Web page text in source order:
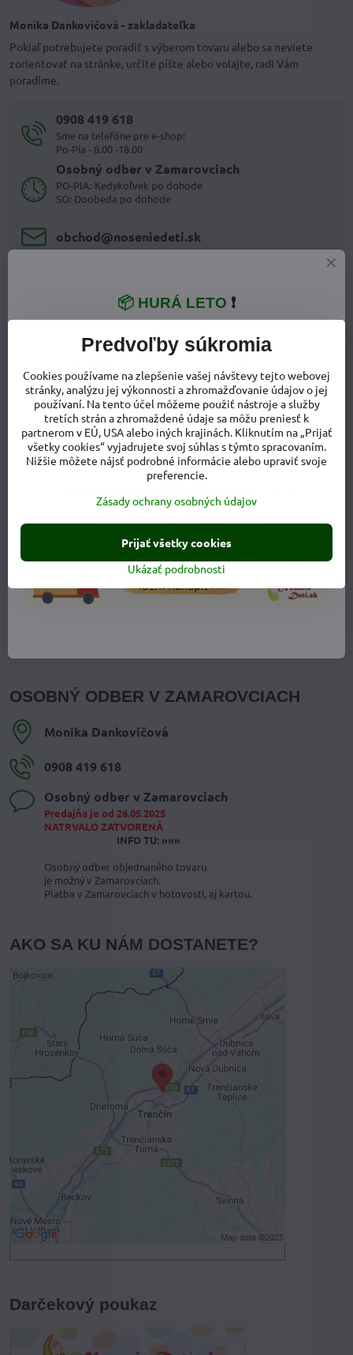
Monika Dankovičová - zakladateľka
Pokiaľ potrebujete poradiť s výberom tovaru alebo sa neviete
zorientovať na stránke, určite píšte alebo volajte, radi Vám
poradíme.
0908 419 618
Sme na telefóne pre e-shop:
Po-Pia - 8.00 -18.00
Osobný odber v Zamarovciach
PO-PIA: Kedykoľvek po dohode
SO: Doobeda po dohode
obchod​@noseniedeti​.sk
VŠETKO O NÁKUPE
Doprava a poštovné
Výmena tovaru
Vrátenie tovaru - odstúpenie od zmluvy
Reklamácia tovaru
Ochrana osobných údajov
OSOBNÝ ODBER V ZAMAROVCIACH
Monika Dankovičová
0908 419 618
Osobný odber v Zamarovciach
Predajňa je od 26.05.2025
NATRVALO ZATVORENÁ
INFO TU: »»»
Osobný odber objednaného tovaru
je možný v Zamarovciach.
Platba v Zamarovciach v hotovosti, aj kartou.
AKO SA KU NÁM DOSTANETE?
Externý obsah je blokovaný
Voľbami súkromia
Prajete si načítať externý obsah?
Povoliť tentokrát
Povoliť a zapamätať - súhlas s druhom
cookie: Funkčné
Darčekový poukaz
Predvoľby súkromia
Cookies používame na zlepšenie vašej návštevy tejto webovej
stránky, analýzu jej výkonnosti a zhromažďovanie údajov o jej
používaní. Na tento účel môžeme použiť nástroje a služby
tretích strán a zhromaždené údaje sa môžu preniesť k
partnerom v EÚ, USA alebo iných krajinách. Kliknutím na „Prijať
všetky cookies“ vyjadrujete svoj súhlas s týmto spracovaním.
Nižšie môžete nájsť podrobné informácie alebo upraviť svoje
preferencie.
Zásady ochrany osobných údajov
Ukázať podrobnosti
Prijať všetky cookies
📦 HURÁ LETO ❗